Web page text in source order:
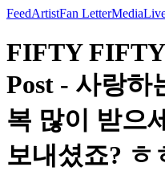
FeedArtistFan LetterMedia
FIFTY
Post - 사랑하
복 많이 받으
보내셨죠? ㅎ